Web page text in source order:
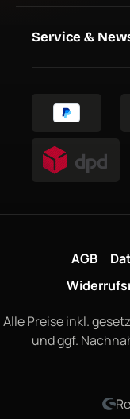
Service &
AGB
Alle Preise inkl.
und ggf.